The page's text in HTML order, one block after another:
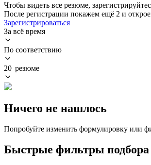
Чтобы видеть все резюме,
После регистрации покажем ещё 2 и
Зарегистрироваться
За всё время
По соответствию
20 резюме
Ничего не нашлось
Попробуйте изменить формулировку или
Быстрые фильтры подбора